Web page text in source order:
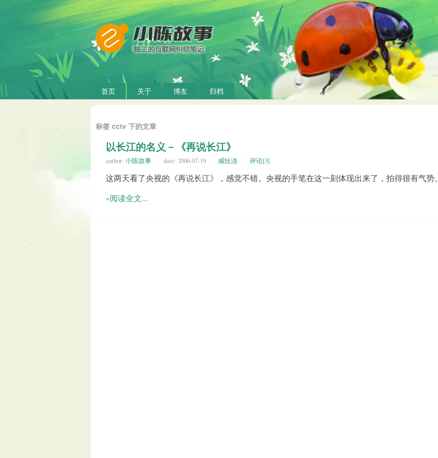
首页 关于 博友 归档
标签 cctv 下的文章
以长江的名义－《再说长江》
author: 小陈故事 date: 2006-07-19 咸扯淡 评论[3]
这两天看了央视的《再说长江》，感觉不错。央视的手笔在这一刻体现出来了，拍得很有气势。
»阅读全文...